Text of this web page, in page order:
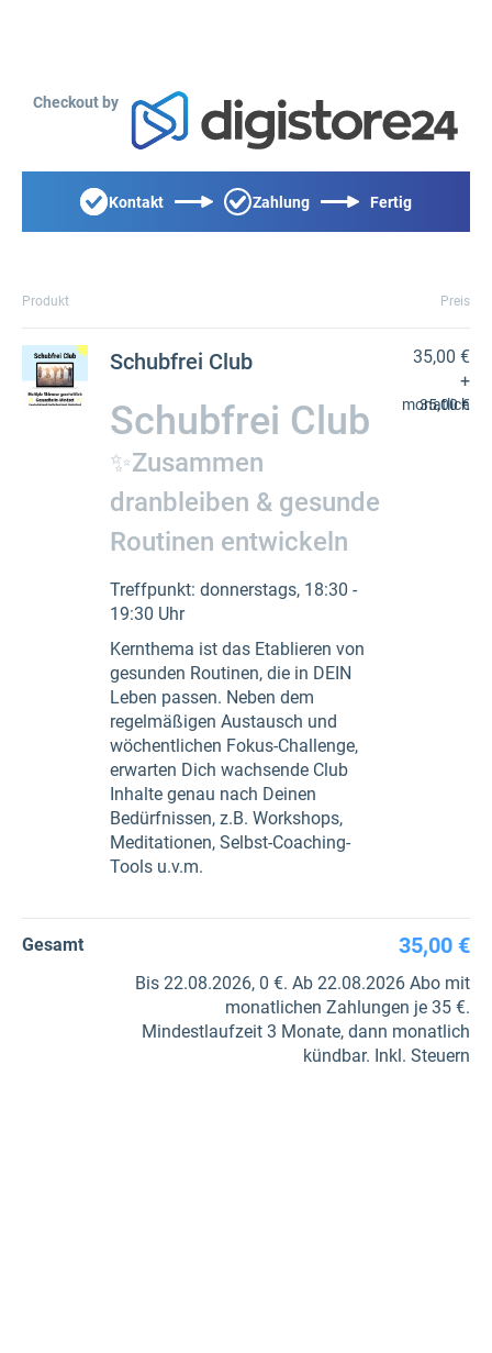
Checkout by
Kontakt Zahlung Fertig
Produkt Preis
Schubfrei Club
Schubfrei Club
✨Zusammen
dranbleiben & gesunde
Routinen entwickeln
Treffpunkt: donnerstags, 18:30 -
19:30 Uhr
Kernthema ist das Etablieren von
gesunden Routinen, die in DEIN
Leben passen. Neben dem
regelmäßigen Austausch und
wöchentlichen Fokus-Challenge,
erwarten Dich wachsende Club
Inhalte genau nach Deinen
Bedürfnissen, z.B. Workshops,
Meditationen, Selbst-Coaching-
Tools u.v.m.
35,00 €
+
35,00 €
monatlich
Gesamt 35,00 €
Bis 22.08.2026, 0 €. Ab 22.08.2026 Abo mit
monatlichen Zahlungen je 35 €.
Mindestlaufzeit 3 Monate, dann monatlich
kündbar. Inkl. Steuern